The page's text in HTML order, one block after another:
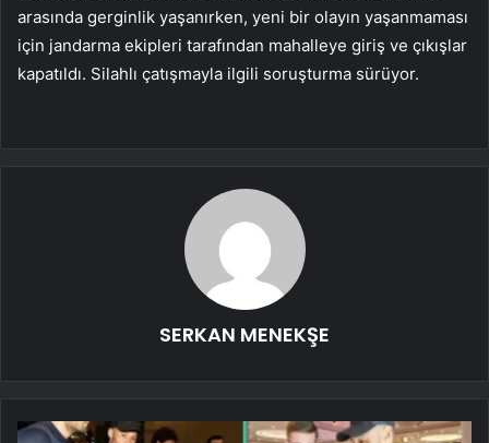
arasında gerginlik yaşanırken, yeni bir olayın yaşanmaması
için jandarma ekipleri tarafından mahalleye giriş ve çıkışlar
kapatıldı. Silahlı çatışmayla ilgili soruşturma sürüyor.
SERKAN MENEKŞE